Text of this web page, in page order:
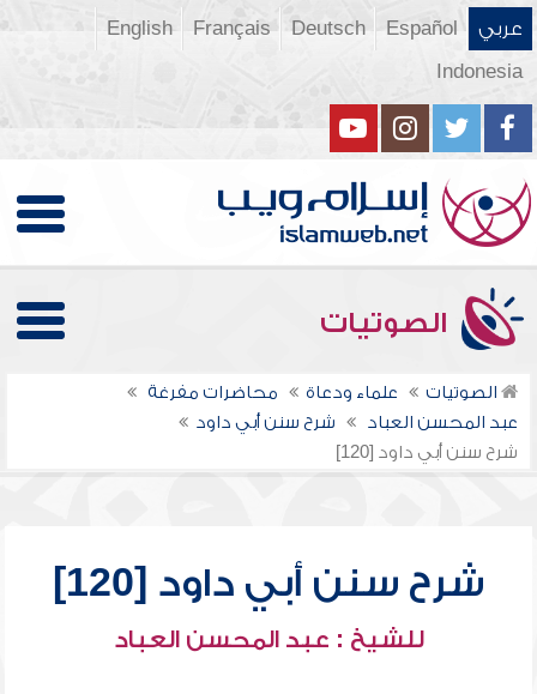
عربي Español
Deutsch
Français
English
Indonesia
الصوتيات
الصوتيات علماء ودعاة
محاضرات مفرغة
عبد المحسن العباد
شرح سنن أبي داود
شرح سنن أبي داود [120]
شرح سنن أبي داود [120]
للشيخ : عبد المحسن العباد